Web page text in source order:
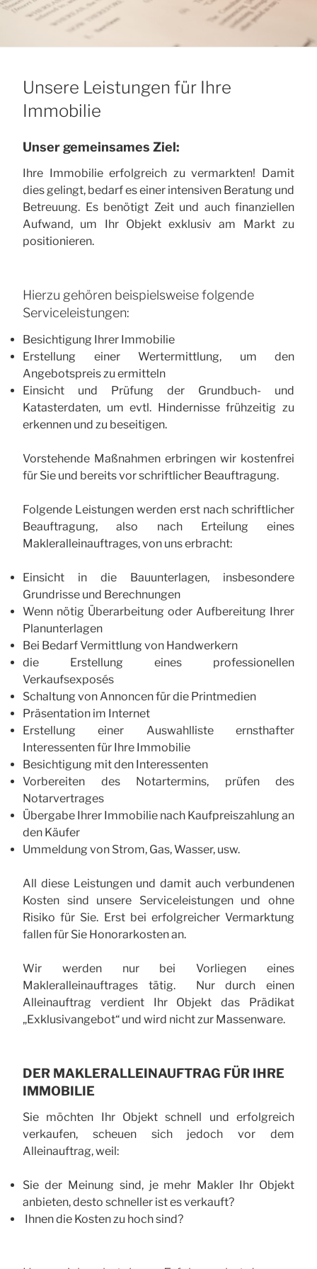
Unsere Leistungen für Ihre
Immobilie
Unser gemeinsames Ziel:
Ihre Immobilie erfolgreich zu vermarkten! Damit
dies gelingt, bedarf es einer intensiven Beratung und
Betreuung. Es benötigt Zeit und auch finanziellen
Aufwand, um Ihr Objekt exklusiv am Markt zu
positionieren.
Hierzu gehören beispielsweise folgende
Serviceleistungen:
Besichtigung Ihrer Immobilie
Erstellung einer Wertermittlung, um den
Angebotspreis zu ermitteln
Einsicht und Prüfung der Grundbuch- und
Katasterdaten, um evtl. Hindernisse frühzeitig zu
erkennen und zu beseitigen.
Vorstehende Maßnahmen erbringen wir kostenfrei
für Sie und bereits vor schriftlicher Beauftragung.
Folgende Leistungen werden erst nach schriftlicher
Beauftragung, also nach Erteilung eines
Makleralleinauftrages, von uns erbracht:
Einsicht in die Bauunterlagen, insbesondere
Grundrisse und Berechnungen
Wenn nötig Überarbeitung oder Aufbereitung Ihrer
Planunterlagen
Bei Bedarf Vermittlung von Handwerkern
die Erstellung eines professionellen
Verkaufsexposés
Schaltung von Annoncen für die Printmedien
Präsentation im Internet
Erstellung einer Auswahlliste ernsthafter
Interessenten für Ihre Immobilie
Besichtigung mit den Interessenten
Vorbereiten des Notartermins, prüfen des
Notarvertrages
Übergabe Ihrer Immobilie nach Kaufpreiszahlung an
den Käufer
Ummeldung von Strom, Gas, Wasser, usw.
All diese Leistungen und damit auch verbundenen
Kosten sind unsere Serviceleistungen und ohne
Risiko für Sie. Erst bei erfolgreicher Vermarktung
fallen für Sie Honorarkosten an.
Wir werden nur bei Vorliegen eines
Makleralleinauftrages tätig. Nur durch einen
Alleinauftrag verdient Ihr Objekt das Prädikat
„Exklusivangebot“ und wird nicht zur Massenware.
DER MAKLERALLEINAUFTRAG FÜR IHRE
IMMOBILIE
Sie möchten Ihr Objekt schnell und erfolgreich
verkaufen, scheuen sich jedoch vor dem
Alleinauftrag, weil:
Sie der Meinung sind, je mehr Makler Ihr Objekt
anbieten, desto schneller ist es verkauft?
Ihnen die Kosten zu hoch sind?